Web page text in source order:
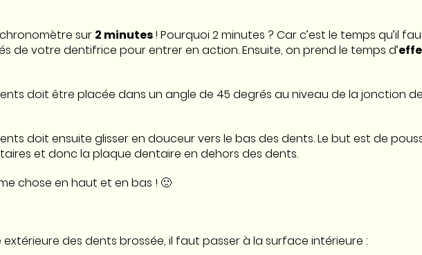
sur 2 minutes! Pourquoi 2 minutes ? Car c’est le temps qu’il
de votre dentifrice pour entrer en action. Ensuite, on prend le temps d’
doit être placée dans un angle de 45 degrés au niveau de la jonction
doit ensuite glisser en douceur vers le bas des dents. Le but est de
et donc la plaque dentaire en dehors des dents.
chose en haut et en bas ! 🙂
des dents brossée, il faut passer à la surface intérieure :